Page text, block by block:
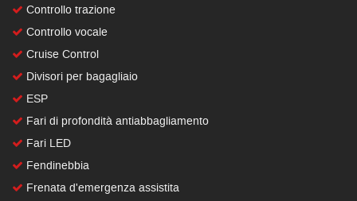
Controllo trazione
Controllo vocale
Cruise Control
Divisori per bagagliaio
ESP
Fari di profondità antiabbagliamento
Fari LED
Fendinebbia
Frenata d'emergenza assistita